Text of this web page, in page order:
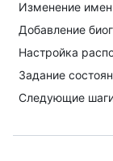
Изменение
Добавление
Настройка
Задание
Следующие